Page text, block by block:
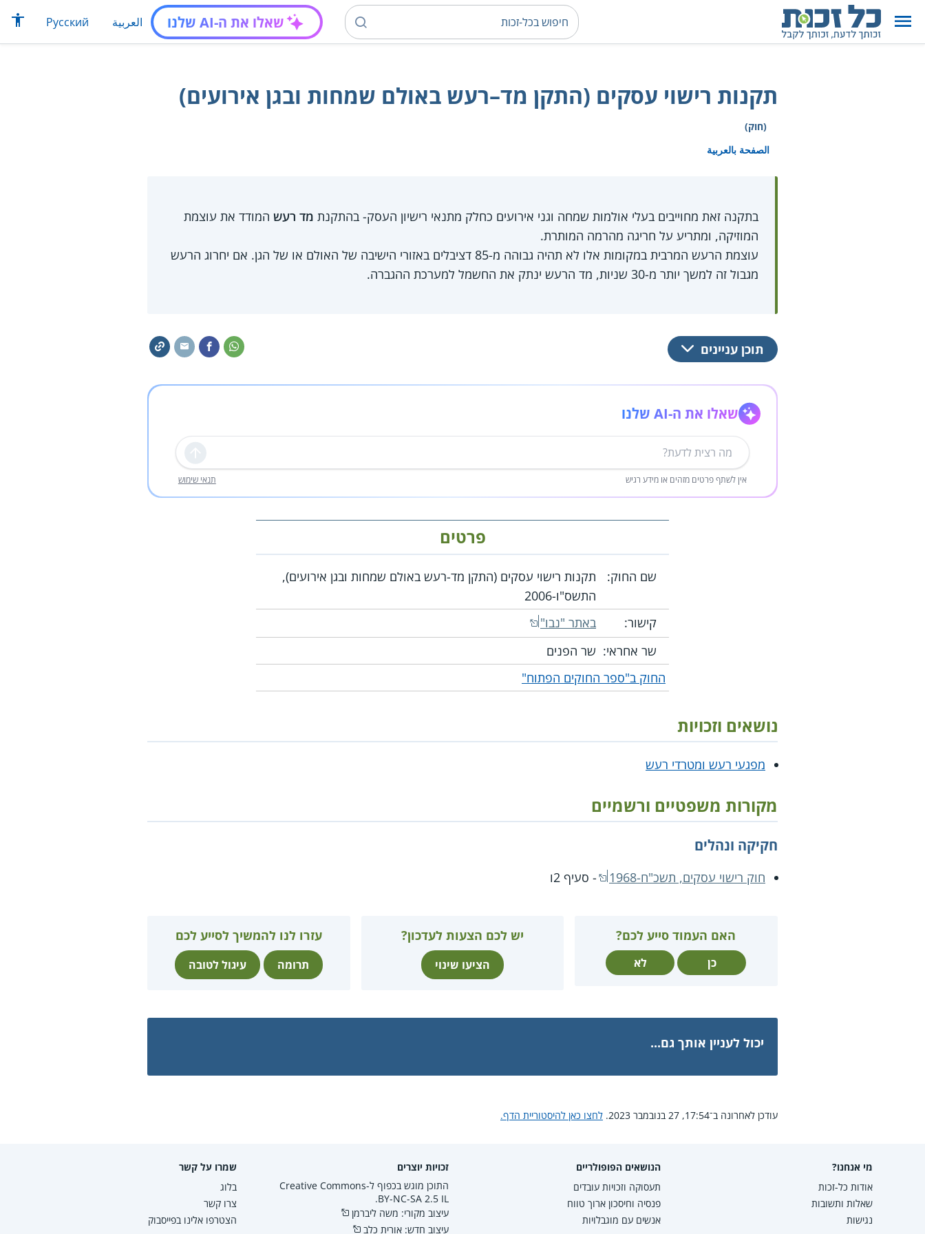
שאלו את ה-AI שלנו العربية Русский
תקנות רישוי עסקים (התקן מד–רעש באולם שמחות ובגן אירועים)
(חוק)
الصفحة بالعربية
בתקנה זאת מחוייבים בעלי אולמות שמחה וגני אירועים כחלק מתנאי רישיון העסק- בהתקנת מד רעש המודד את עוצמת
המוזיקה, ומתריע על חריגה מהרמה המותרת.
עוצמת הרעש המרבית במקומות אלו לא תהיה גבוהה מ-85 דציבלים באזורי הישיבה של האולם או של הגן. אם יחרוג הרעש
מגבול זה למשך יותר מ-30 שניות, מד הרעש ינתק את החשמל למערכת ההגברה.
תוכן עניינים
שאלו את ה-AI שלנו
שליחה
אין לשתף פרטים מזהים או מידע רגיש תנאי שימוש
פרטים
שם החוק:
תקנות רישוי עסקים (התקן מד-רעש באולם שמחות ובגן אירועים),
התשס"ו-2006
קישור:
באתר "נבו"
שר אחראי: שר הפנים
החוק ב"ספר החוקים הפתוח"
נושאים וזכויות
מפגעי רעש ומטרדי רעש
מקורות משפטיים ורשמיים
חקיקה ונהלים
חוק רישוי עסקים, תשכ"ח-1968 - סעיף 2ו
האם העמוד סייע לכם?
כן לא
יש לכם הצעות לעדכון?
הציעו שינוי
עזרו לנו להמשיך לסייע לכם
תרומה עיגול לטובה
יכול לעניין אותך גם...
עודכן לאחרונה ב־17:54, 27 בנובמבר 2023. לחצו כאן להיסטוריית הדף.
מי אנחנו?
אודות כל-זכות
שאלות ותשובות
נגישות
הנושאים הפופולריים
תעסוקה וזכויות עובדים
פנסיה וחיסכון ארוך טווח
אנשים עם מוגבלויות
זכויות יוצרים
התוכן מוגש בכפוף ל-Creative Commons
BY-NC-SA 2.5 IL.
עיצוב מקורי: משה ליברמן
עיצוב חדש: אורית כלב
שמרו על קשר
בלוג
צרו קשר
הצטרפו אלינו בפייסבוק